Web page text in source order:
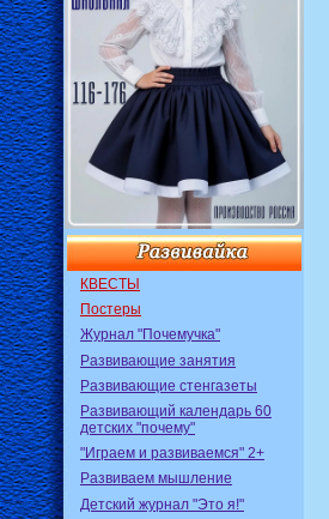
КВЕСТЫ
Постеры
Журнал "Почемучка"
Развивающие занятия
Развивающие стенгазеты
Развивающий календарь 60
детских "почему"
"Играем и развиваемся" 2+
Развиваем мышление
Детский журнал "Это я!"